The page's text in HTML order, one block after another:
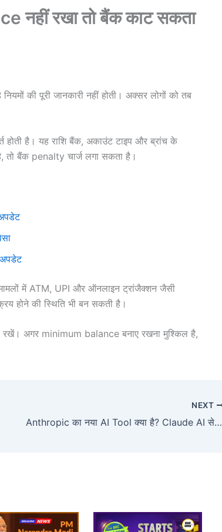
रखा तो बैंक काट सकता
की पूरी जानकारी नहीं होती। अक्सर लोगों को तब
है। यह राशि बैंक, अकाउंट टाइप और ब्रांच के
बैंक penalty चार्ज लगा सकता है।
में ATM, UPI और ऑनलाइन ट्रांजैक्शन जैसी
होने की स्थिति भी बन सकती है।
रखें। अगर minimum balance बनाए रखना मुश्किल है,
NEXT
Anthropic का नया AI Tool क्या है? Claude AI से कैसे बदलेगा काम करने का तरीका